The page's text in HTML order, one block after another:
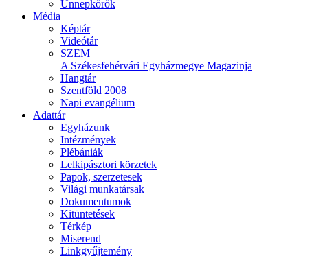
Ünnepkörök
Média
Képtár
Videótár
SZEM
A Székesfehérvári Egyházmegye Magazinja
Hangtár
Szentföld 2008
Napi evangélium
Adattár
Egyházunk
Intézmények
Plébániák
Lelkipásztori körzetek
Papok, szerzetesek
Világi munkatársak
Dokumentumok
Kitüntetések
Térkép
Miserend
Linkgyűjtemény